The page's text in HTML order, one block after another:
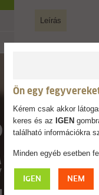
Leírás
A könnyű,
Alkalmazási
Ön egy
Kérem csak akkor
keres és az IGEN
található információkra
Minden egyéb esetben
IGEN NEM